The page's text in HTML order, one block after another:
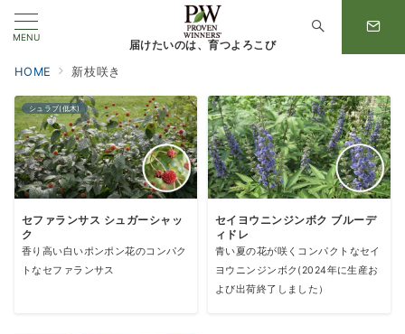
MENU
届けたいのは、育つよろこび
HOME 新枝咲き
シュラブ(低木)
セファランサス シュガーシャッ
ク
香り高い白いポンポン花のコンパク
トなセファランサス
セイヨウニンジンボク ブルーデ
ィドレ
青い夏の花が咲くコンパクトなセイ
ヨウニンジンボク(2024年に生産お
よび出荷終了しました）